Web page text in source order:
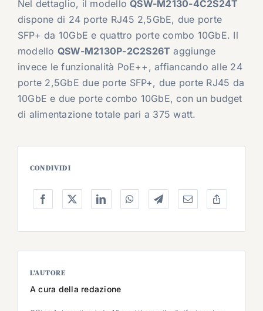
Nel dettaglio, il modelloQSW-M2130-4C2S24T
dispone di 24 porte RJ45 2,5GbE, due porte
SFP+ da 10GbE e quattro porte combo 10GbE. Il
modello QSW-M2130P-2C2S26T aggiunge
invece le funzionalità PoE++, affiancando alle 24
porte 2,5GbE due porte SFP+, due porte RJ45 da
10GbE e due porte combo 10GbE, con un budget
di alimentazione totale pari a 375 watt.
CONDIVIDI
L’AUTORE
A cura della redazione